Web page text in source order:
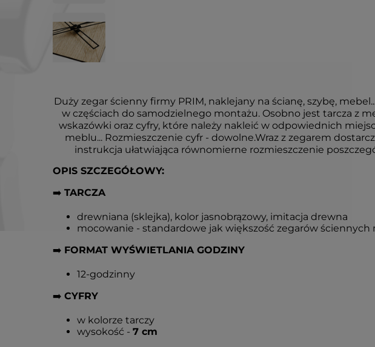
Duży zegar ścienny firmy PRIM, naklejany na ścianę, szybę,
w częściach do samodzielnego montażu. Osobno jest tarcza z
wskazówki oraz cyfry, które należy nakleić w odpowiednich
meblu... Rozmieszczenie cyfr - dowolne.Wraz z zegarem
instrukcja ułatwiająca równomierne rozmieszczenie
OPIS SZCZEGÓŁOWY:
➡️ TARCZA
drewniana (sklejka), kolor jasnobrązowy, imitacja drewna
mocowanie - standardowe jak większość zegarów ściennych
➡️ FORMAT WYŚWIETLANIA GODZINY
12-godzinny
➡️ CYFRY
w kolorze tarczy
wysokość - 7 cm